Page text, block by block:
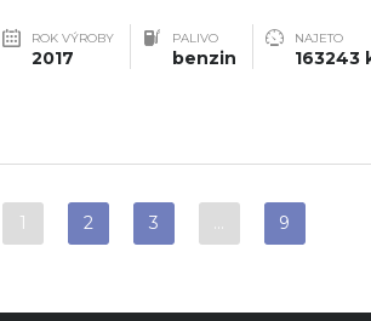
ROK VÝROBY
2017
PALIVO
benzin
NAJETO
163243
1 2 3 … 9